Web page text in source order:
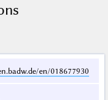
en/018677930